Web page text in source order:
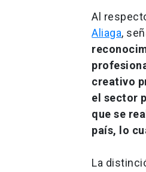
Al
Aliaga,
creativo
el sector
que se
país, lo
La